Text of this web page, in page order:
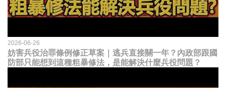
2026-06-26
妨害兵役治罪條例修正草案｜逃兵直接關一年？內政部跟國
防部只能想到這種粗暴修法，是能解決什麼兵役問題？